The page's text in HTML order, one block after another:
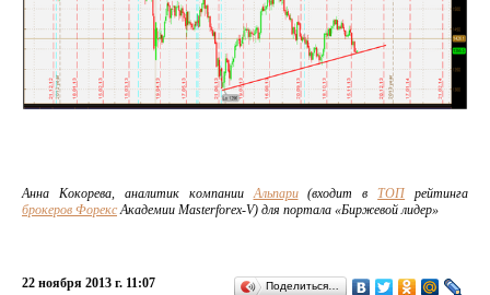
Анна Кокорева, аналитик компании Альпари(входит вТОП рейтинга
брокеров Форекс Академии Masterforex-V) для портала «Биржевой лидер»
22 ноября 2013 г. 11:07 Поделиться…